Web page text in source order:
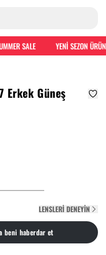
SALE YENİ SEZON
Erkek Güneş
LENSLERI DENEYIN
beni haberdar et